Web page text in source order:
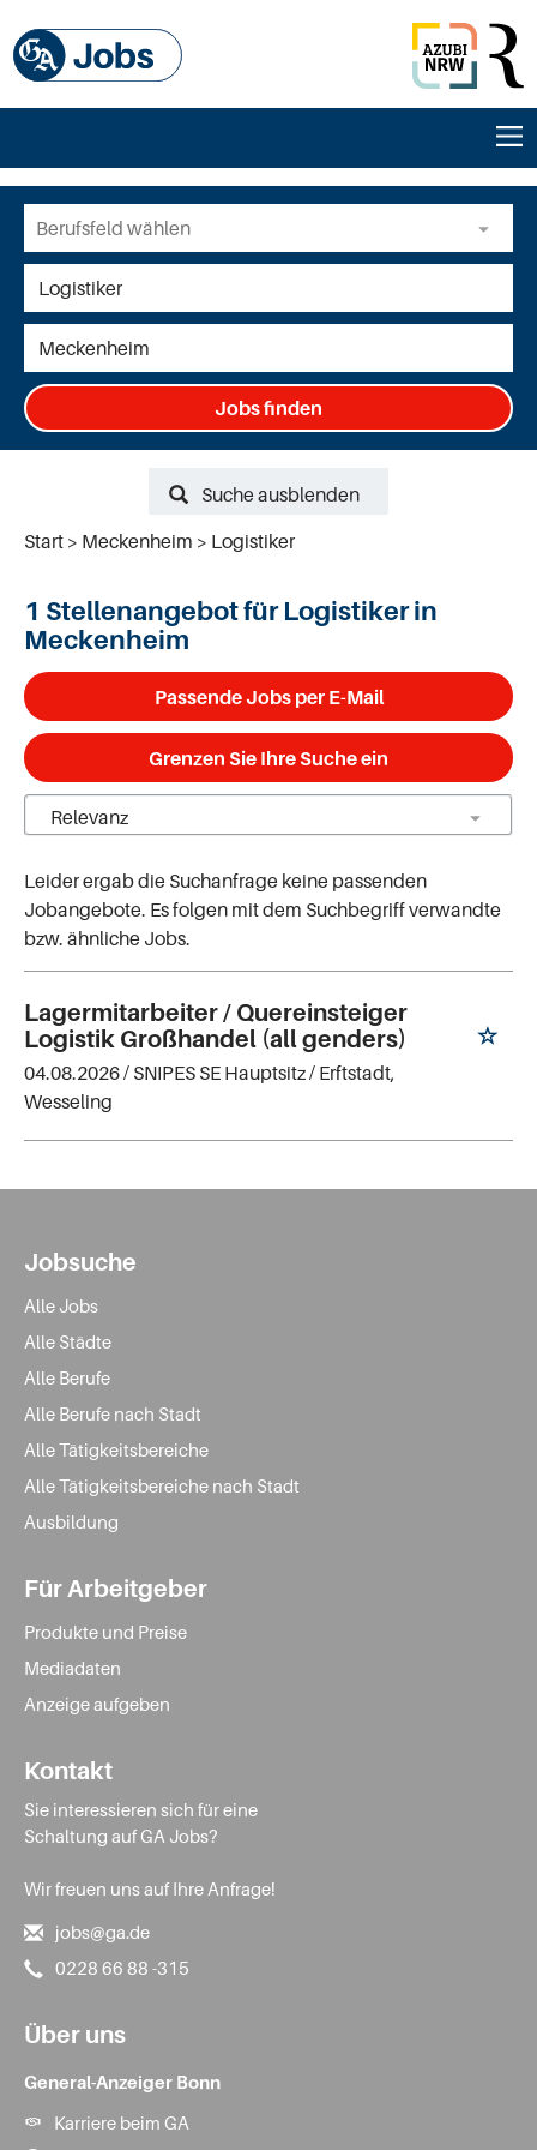
Jobs finden
Suche ausblenden
Start
Meckenheim Logistiker
1 Stellenangebot für Logistiker in
Meckenheim
Passende Jobs per E-Mail
Grenzen Sie Ihre Suche ein
Leider ergab die Suchanfrage keine passenden
Jobangebote. Es folgen mit dem Suchbegriff verwandte
bzw. ähnliche Jobs.
Lagermitarbeiter / Quereinsteiger
Logistik Großhandel (all genders)
04.08.2026 / SNIPES SE Hauptsitz/ Erftstadt,
Wesseling
Jobsuche
Alle Jobs
Alle Städte
Alle Berufe
Alle Berufe nach Stadt
Alle Tätigkeitsbereiche
Alle Tätigkeitsbereiche nach Stadt
Ausbildung
Für Arbeitgeber
Produkte und Preise
Mediadaten
Anzeige aufgeben
Kontakt
Sie interessieren sich für eine
Schaltung auf GA Jobs?
Wir freuen uns auf Ihre Anfrage!
jobs@ga.de
0228 66 88 -315
Über uns
General-Anzeiger Bonn
Karriere beim GA